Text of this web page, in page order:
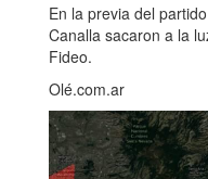
En la previa del
Canalla sacaron a la
Fideo.
Olé.com.ar